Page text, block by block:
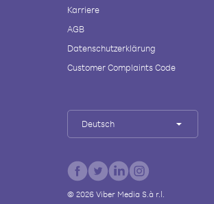
Karriere
AGB
Datenschutzerklärung
Customer Complaints Code
Deutsch
© 2026Viber Media S.à r.l.